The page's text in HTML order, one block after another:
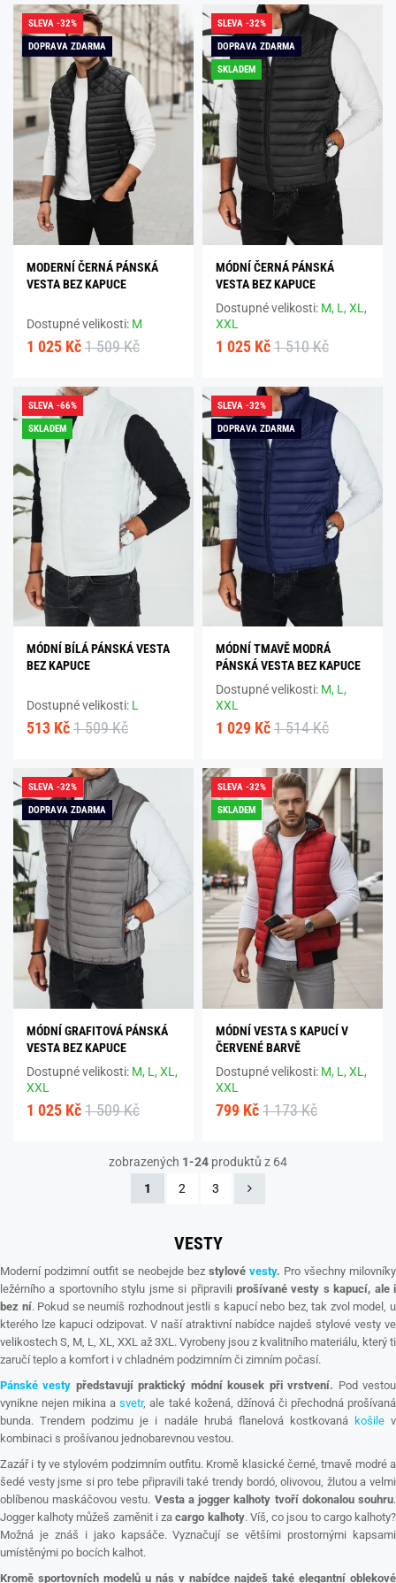
SLEVA -32%
DOPRAVA ZDARMA
MODERNÍ ČERNÁ PÁNSKÁ
VESTA BEZ KAPUCE
Dostupné velikosti: M
1 025 Kč 1 509 Kč
SLEVA -32%
DOPRAVA ZDARMA
SKLADEM
MÓDNÍ ČERNÁ PÁNSKÁ
VESTA BEZ KAPUCE
Dostupné velikosti: M, L,XL,
XXL
1 025 Kč 1 510 Kč
SLEVA -66%
SKLADEM
MÓDNÍ BÍLÁ PÁNSKÁ VESTA
BEZ KAPUCE
Dostupné velikosti: L
513 Kč 1 509 Kč
SLEVA -32%
DOPRAVA ZDARMA
MÓDNÍ TMAVĚ MODRÁ
PÁNSKÁ VESTA BEZ KAPUCE
Dostupné velikosti: M, L,
XXL
1 029 Kč 1 514 Kč
SLEVA -32%
DOPRAVA ZDARMA
MÓDNÍ GRAFITOVÁ PÁNSKÁ
VESTA BEZ KAPUCE
Dostupné velikosti: M, L,XL,
XXL
1 025 Kč 1 509 Kč
SLEVA -32%
SKLADEM
MÓDNÍ VESTA S KAPUCÍ V
ČERVENÉ BARVĚ
Dostupné velikosti: M, L,XL,
XXL
799 Kč 1 173 Kč
zobrazených 1-24produktů z 64
1
2 3
VESTY
Moderní podzimní outfit se neobejde bez stylové vesty. Pro všechny milovníky
ležérního a sportovního stylu jsme si připravili prošívané vesty s kapucí, ale i
bez ní. Pokud se neumíš rozhodnout jestli s kapucí nebo bez, tak zvol model, u
kterého lze kapuci odzipovat. V naší atraktivní nabídce najdeš stylové vesty ve
velikostech S, M, L, XL, XXL až 3XL. Vyrobeny jsou z kvalitního materiálu, který ti
zaručí teplo a komfort i v chladném podzimním či zimním počasí.
Pánské vesty představují praktický módní kousek při vrstvení. Pod vestou
vynikne nejen mikina asvetr, ale také kožená, džínová či přechodná prošívaná
bunda. Trendem podzimu je i nadále hrubá flanelová kostkovaná
košilev
kombinaci s prošívanou jednobarevnou vestou.
Zazář i ty ve stylovém podzimním outfitu. Kromě klasické černé, tmavě modré a
šedé vesty jsme si pro tebe připravili také trendy bordó, olivovou, žlutou a velmi
oblíbenou maskáčovou vestu. Vesta a jogger kalhoty tvoří dokonalou souhru.
Jogger kalhoty můžeš zaměnit i zacargo kalhoty. Víš, co jsou to cargo kalhoty?
Možná je znáš i jako kapsáče. Vyznačují se většími prostornými kapsami
umístěnými po bocích kalhot.
Kromě sportovních modelů u nás v nabídce najdeš také elegantní oblekové